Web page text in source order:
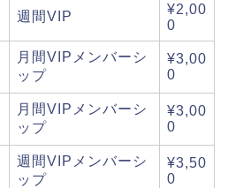
週間VIP
¥2,00
0
月間VIPメンバーシ
ップ
¥3,00
0
月間VIPメンバーシ
ップ
¥3,00
0
週間VIPメンバーシ
ップ
¥3,50
0